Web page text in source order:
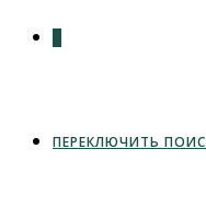
ПЕРЕКЛЮЧИТЬ